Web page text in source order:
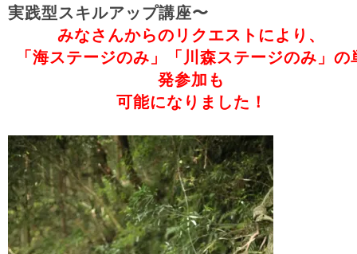
実践型スキルアップ講座〜
みなさんからのリクエストにより、
「海ステージのみ」「川森ステージのみ」の
発参加も
可能になりました！